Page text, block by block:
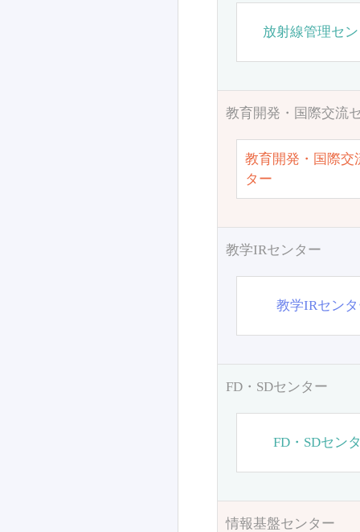
放射線管理セ
教育開発・国際交流
教育開発・国際交
ター
教学IRセンター
教学IRセン
FD・SDセンター
FD・SDセン
情報基盤センター